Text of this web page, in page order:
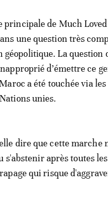
de Much
une question très
géopolitique. La question
d’émettre ce
a été touchée via
unies.
dire que cette marche
s'abstenir après toutes
qui risque